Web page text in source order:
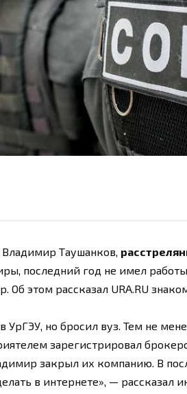
Таушанков,
последний год не имел
Об этом рассказал URA.RU
УрГЭУ, но бросил вуз. Тем не
зарегистрировал
закрыл их компанию. В
в интернете», — рассказал